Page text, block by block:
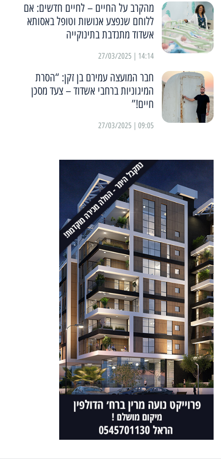
מהקרב על החיים – לחיים חדשים: אם
ללוחם שנפצע אנושות וטופל באסותא
אשדוד מתנדבת בתינוקייה
14:14 | 27/03/2025
חבר המועצה עמירם בן זקן: “הסרת
המיגוניות ברחבי אשדוד – צעד מסכן
חיים!”
09:05 | 27/03/2025